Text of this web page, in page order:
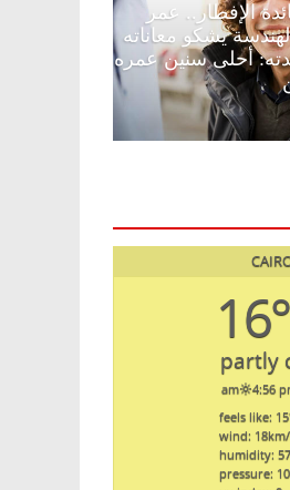
شاغر على مائدة الإفطار.. عمر
علي طالب الهندسة يشكو
الأمراض.. ووالدته: أحلى سنين
15 مارس، 2026
16°
partly
4:56
feels like: 15
wind: 18
humidity: 57
pressure: